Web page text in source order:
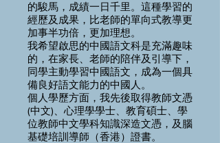
的駿馬，成績一日千里。這種學習的
經歷及成果，比老師的單向式教導更
加事半功倍，更加理想。
我希望啟思的中國語文科是充滿趣味
的，在家長、老師的陪伴及引導下，
同學主動學習中國語文，成為一個具
備良好語文能力的中國人。
個人學歷方面，我先後取得教師文憑
(中文)、心理學學士、教育碩士、學
位教師中文學科知識深造文憑，及腦
基礎培訓導師（香港）證書。